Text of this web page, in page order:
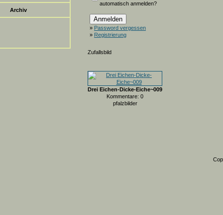
Archiv
automatisch anmelden?
» Password vergessen
» Registrierung
Zufallsbild
Drei Eichen-Dicke-Eiche~009
Kommentare: 0
pfalzbilder